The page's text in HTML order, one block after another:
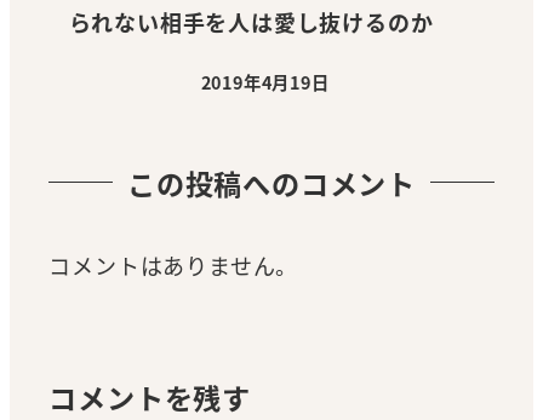
られない相手を人は愛し抜けるのか
投稿日
2019年4月19日
この投稿へのコメント
コメントはありません。
コメントを残す